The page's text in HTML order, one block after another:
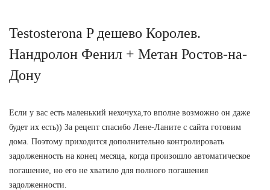
Testosterona P дешево Королев.
Нандролон Фенил + Метан Ростов-на-
Дону
Если у вас есть маленький нехочуха,то вполне возможно он даже
будет их есть)) За рецепт спасибо Лене-Ланите с сайта готовим
дома. Поэтому приходится дополнительно контролировать
задолженность на конец месяца, когда произошло автоматическое
погашение, но его не хватило для полного погашения
задолженности.